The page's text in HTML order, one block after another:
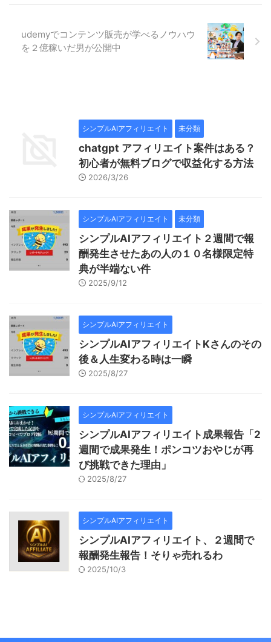
udemyでコンテンツ販売が学べるノウハウ
を２億稼いだ男が公開中
シンプルAIアフィリエイト 未分類
chatgpt アフィリエイト案件はある？
初心者が無料ブログで収益化する方法
2026/3/26
シンプルAIアフィリエイト 未分類
シンプルAIアフィリエイト２週間で報
酬発生させたあの人の１０名様限定特
典が半端ない件
2025/9/12
シンプルAIアフィリエイト
シンプルAIアフィリエイトKさんのその
後＆人生変わる時は一瞬
2025/8/27
シンプルAIアフィリエイト
シンプルAIアフィリエイト成果報告「2
週間で成果発生！ポンコツおやじが再
び挑戦できた理由」
2025/8/27
シンプルAIアフィリエイト
シンプルAIアフィリエイト、２週間で
報酬発生報告！そりゃ売れるわ
2025/10/3